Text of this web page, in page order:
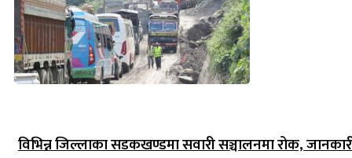
विभिन्न जिल्लाका सडकखण्डमा सवारी सञ्चालनमा रोक,